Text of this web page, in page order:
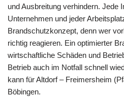
und Ausbreitung verhindern. Jede
Unternehmen und jeder
Brandschutzkonzept, denn wer
richtig reagieren. Ein optimierter
wirtschaftliche Schäden und
Betrieb auch im Notfall schnell
kann für Altdorf – Freimersheim
Böbingen.